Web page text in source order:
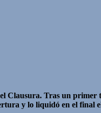
Tras un primer
y lo liquidó en el final